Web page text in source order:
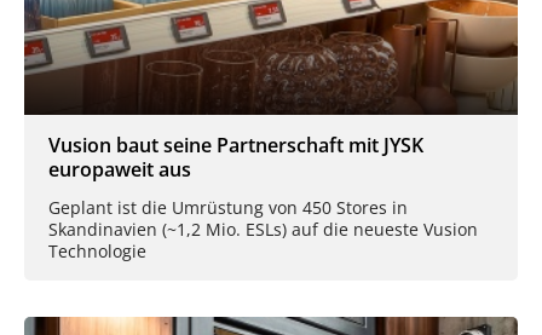
Vusion baut seine Partnerschaft mit JYSK
europaweit aus
Geplant ist die Umrüstung von 450 Stores in
Skandinavien (~1,2 Mio. ESLs) auf die neueste Vusion
Technologie